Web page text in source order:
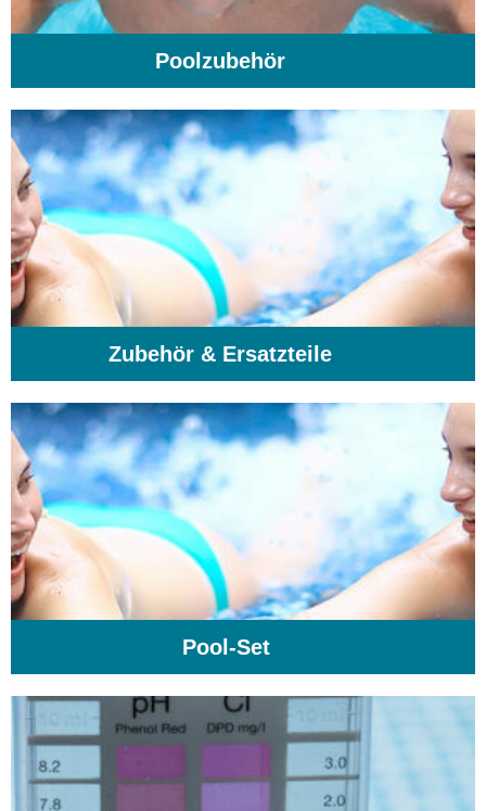
Poolzubehör
Zubehör & Ersatzteile
Pool-Set